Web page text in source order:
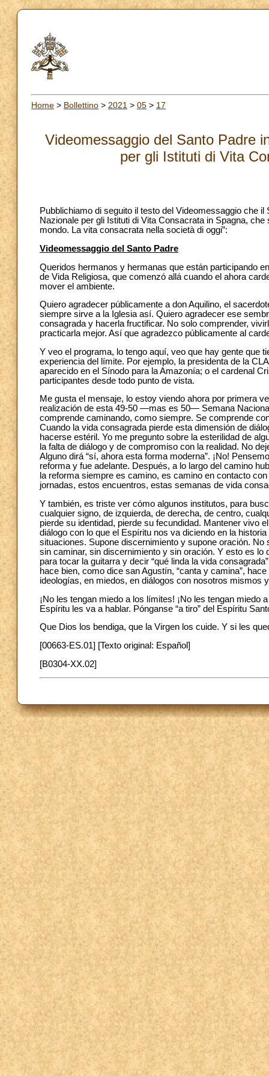
Home > Bollettino > 2021 > 05 > 17
Videomessaggio del Santo Padre
per gli Istituti di Vita
Pubblichiamo di seguito il testo del Videomessaggio che
Nazionale per gli Istituti di Vita Consacrata in Spagna,
mondo. La vita consacrata nella società di oggi”:
Videomessaggio del Santo Padre
Queridos hermanos y hermanas que están participando
de Vida Religiosa, que comenzó allá cuando el ahora
mover el ambiente.
Quiero agradecer públicamente a don Aquilino, el
siempre sirve a la Iglesia así. Quiero agradecer ese
consagrada y hacerla fructificar. No solo comprender,
practicarla mejor. Así que agradezco públicamente al
Y veo el programa, lo tengo aquí, veo que hay gente que
experiencia del límite. Por ejemplo, la presidenta de la
aparecido en el Sínodo para la Amazonía; o el cardenal
participantes desde todo punto de vista.
Me gusta el mensaje, lo estoy viendo ahora por primera
realización de esta 49-50 —mas es 50— Semana
comprende caminando, como siempre. Se comprende
Cuando la vida consagrada pierde esta dimensión de
hacerse estéril. Yo me pregunto sobre la esterilidad de
la falta de diálogo y de compromiso con la realidad. No
Alguno dirá “sí, ahora esta forma moderna”. ¡No!
reforma y fue adelante. Después, a lo largo del camino
la reforma siempre es camino, es camino en contacto
jornadas, estos encuentros, estas semanas de vida
Y también, es triste ver cómo algunos institutos, para
cualquier signo, de izquierda, de derecha, de centro,
pierde su identidad, pierde su fecundidad. Mantener vivo
diálogo con lo que el Espíritu nos va diciendo en la
situaciones. Supone discernimiento y supone oración.
sin caminar, sin discernimiento y sin oración. Y esto es
para tocar la guitarra y decir “qué linda la vida
hace bien, como dice san Agustín, “canta y camina”,
ideologías, en miedos, en diálogos con nosotros mismos
¡No les tengan miedo a los límites! ¡No les tengan miedo
Espíritu les va a hablar. Pónganse “a tiro” del Espíritu
Que Dios los bendiga, que la Virgen los cuide. Y si les
[00663-ES.01] [Texto original: Español]
[B0304-XX.02]